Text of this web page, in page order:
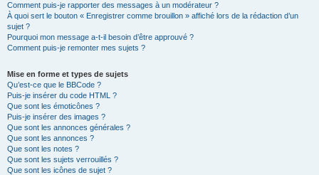
Comment puis-je rapporter des messages à un modérateur ?
À quoi sert le bouton « Enregistrer comme brouillon » affiché lors de la rédaction d’un
sujet ?
Pourquoi mon message a-t-il besoin d’être approuvé ?
Comment puis-je remonter mes sujets ?
Mise en forme et types de sujets
Qu’est-ce que le BBCode ?
Puis-je insérer du code HTML ?
Que sont les émoticônes ?
Puis-je insérer des images ?
Que sont les annonces générales ?
Que sont les annonces ?
Que sont les notes ?
Que sont les sujets verrouillés ?
Que sont les icônes de sujet ?